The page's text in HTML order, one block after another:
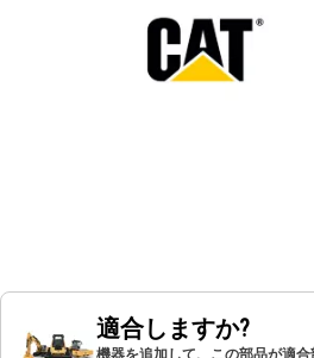
適合しますか?
機器を追加して、この部品が適